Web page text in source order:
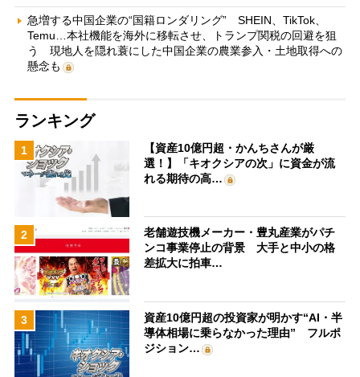
急増する中国企業の“国籍ロンダリング” SHEIN、TikTok、
Temu…本社機能を海外に移転させ、トランプ関税の回避を狙
う 現地人を隠れ蓑にした中国企業の農業参入・土地取得への
懸念も
ランキング
1
【資産10億円超・かんちさんが厳
選！】「キオクシアの次」に資金が流
れる期待の高…
2
老舗遊技機メーカー・豊丸産業がパチ
ンコ事業停止の背景 大手と中小の格
差拡大に拍車…
3
資産10億円超の投資家が明かす“AI・半
導体相場に乗らなかった理由” フルポ
ジション…